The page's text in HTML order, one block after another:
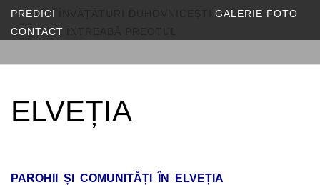
PREDICI
GALERIE FOTO
CONTACT
ELVEȚIA
PAROHII ȘI COMUNITĂȚI ÎN ELVEȚIA